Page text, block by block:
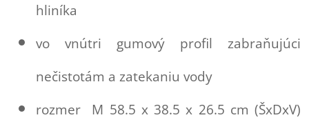
hliníka
vo vnútri gumový profil zabraňujúci
nečistotám a zatekaniu vody
rozmer M 58.5 x 38.5 x 26.5 cm (ŠxDxV)